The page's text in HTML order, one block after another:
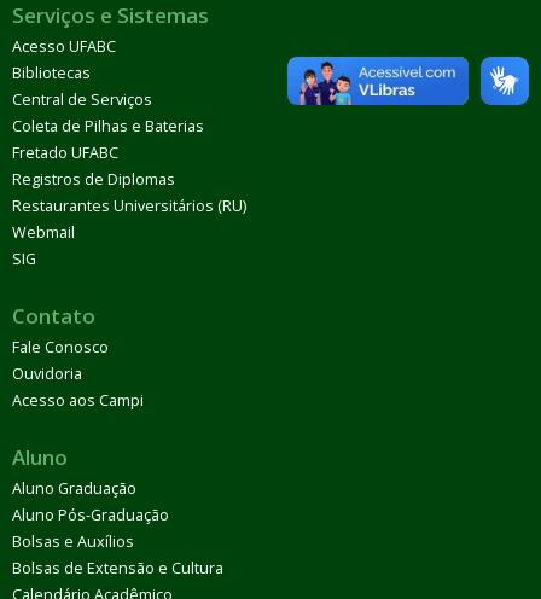
Serviços e Sistemas
Acesso UFABC
Bibliotecas
Central de Serviços
Coleta de Pilhas e Baterias
Fretado UFABC
Registros de Diplomas
Restaurantes Universitários (RU)
Webmail
SIG
Contato
Fale Conosco
Ouvidoria
Acesso aos Campi
Aluno
Aluno Graduação
Aluno Pós-Graduação
Bolsas e Auxílios
Bolsas de Extensão e Cultura
Calendário Acadêmico